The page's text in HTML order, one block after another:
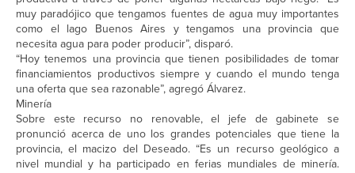
muy paradójico que tengamos fuentes de agua muy importantes
como el lago Buenos Aires y tengamos una provincia que
necesita agua para poder producir”, disparó.
“Hoy tenemos una provincia que tienen posibilidades de tomar
financiamientos productivos siempre y cuando el mundo tenga
una oferta que sea razonable”, agregó Álvarez.
Minería
Sobre este recurso no renovable, el jefe de gabinete se
pronunció acerca de uno los grandes potenciales que tiene la
provincia, el macizo del Deseado. “Es un recurso geológico a
nivel mundial y ha participado en ferias mundiales de minería.